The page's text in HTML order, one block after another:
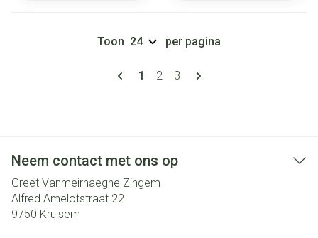
Pagina's
U lees momenteel pagina
1 Pagina
2 Pagina
3
Toon per pagina
Neem contact met ons op
Greet Vanmeirhaeghe Zingem
Alfred Amelotstraat 22
9750 Kruisem